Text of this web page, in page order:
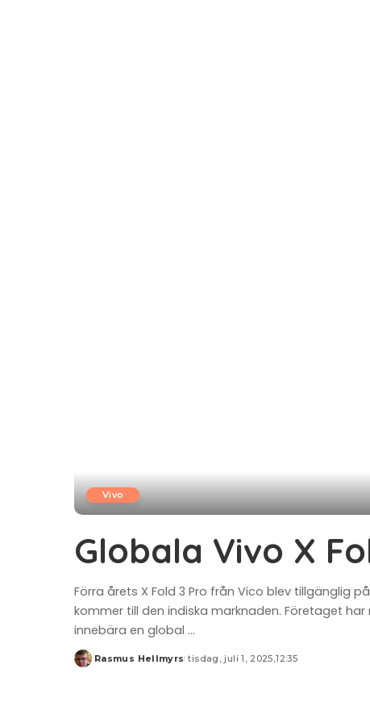
Vivo
Globala Vivo X
Förra årets X Fold 3 Pro från Vico blev tillgänglig
kommer till den indiska marknaden. Företaget
innebära en global ...
Posted
Rasmus Hellmyrs tisdag, juli 1, 2025,12:35